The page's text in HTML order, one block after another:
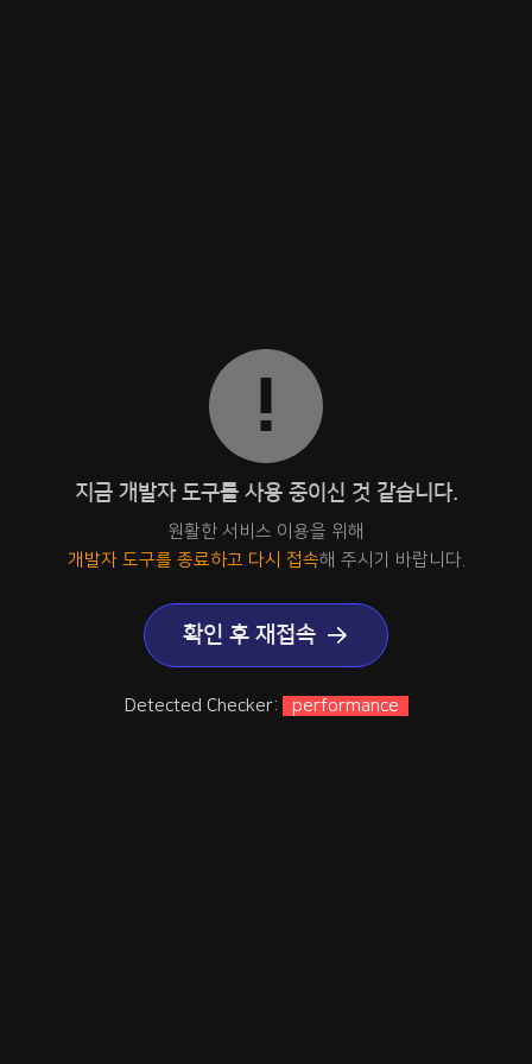
지금 개발자 도구를 사용 중이신 것 같습니다.
원활한 서비스 이용을 위해
개발자 도구를 종료하고 다시 접속해 주시기 바랍니다.
확인 후 재접속
Detected Checker: performance